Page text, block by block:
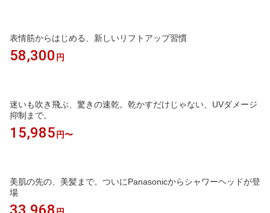
表情筋からはじめる、新しいリフトアップ習慣
58,300 円
迷いも吹き飛ぶ、驚きの速乾。乾かすだけじゃない、UVダメージ
抑制まで。
15,985 円〜
美肌の先の、美髪まで。ついにPanasonicからシャワーヘッドが登
場